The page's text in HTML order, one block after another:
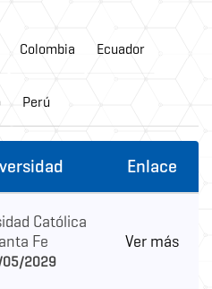
Colombia Ecuador
Perú
Enlace
Católica
Fe
2029
Ver más